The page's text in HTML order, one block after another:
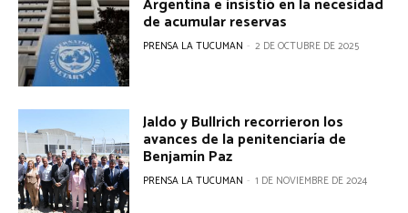
Argentina e insistió en la necesidad
de acumular reservas
PRENSA LA TUCUMAN - 2 DE OCTUBRE DE 2025
Jaldo y Bullrich recorrieron los
avances de la penitenciaría de
Benjamín Paz
PRENSA LA TUCUMAN - 1 DE NOVIEMBRE DE 2024